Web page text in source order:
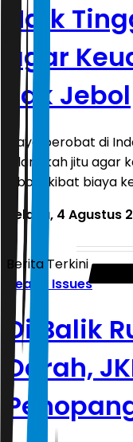
Naik
agar
Tak Jebol
Biaya berobat di
5 langkah jitu
jebol akibat biaya
Selasa, 4 Agustus
Berita Terkini
Health Issues
Di Balik
Darah,